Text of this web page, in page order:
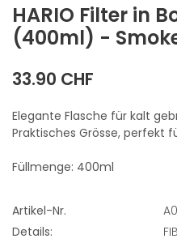
HARIO Filter in
(400ml) -
33.90 CHF
Elegante Flasche für kalt
Praktisches Grösse, perfekt
Füllmenge: 400ml
Artikel-Nr.
Details: